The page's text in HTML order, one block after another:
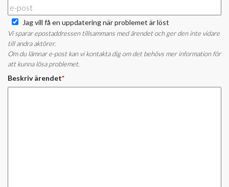
Jag vill få en uppdatering när problemet är löst
Vi sparar epostaddressen tillsammans med ärendet och ger den inte vidare
till andra aktörer.
Om du lämnar e-post kan vi kontakta dig om det behövs mer information för
att kunna lösa problemet.
Beskriv ärendet*